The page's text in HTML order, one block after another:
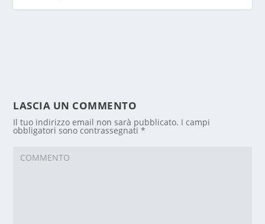
LASCIA UN COMMENTO
Il tuo indirizzo email non sarà pubblicato. I campi
obbligatori sono contrassegnati*